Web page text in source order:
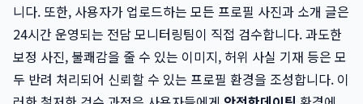
니다. 또한, 사용자가 업로드하는 모든 프로필 사진과 소개 글은
24시간 운영되는 전담 모니터링팀이 직접 검수합니다. 과도한
보정 사진, 불쾌감을 줄 수 있는 이미지, 허위 사실 기재 등은 모
두 반려 처리되어 신뢰할 수 있는 프로필 환경을 조성합니다. 이